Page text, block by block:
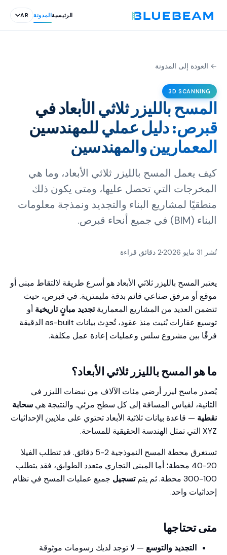
الرئيسيةالمدونة AR
← العودة إلى المدونة
3D SCANNING
المسح بالليزر ثلاثي الأبعاد في
قبرص: دليل عملي للمهندسين
المعماريين والمهندسين
كيف يعمل المسح بالليزر ثلاثي الأبعاد، وما هي
المخرجات التي تحصل عليها، ومتى يكون ذلك
منطقيًا لمشاريع البناء والتجديد ونمذجة معلومات
البناء (BIM) في جميع أنحاء قبرص.
نُشر 31 مايو 2026 2 دقائق قراءة
يعتبر المسح بالليزر ثلاثي الأبعاد هو أسرع طريقة لالتقاط مبنى أو
موقع أو مرفق صناعي قائم بدقة مليمترية. في قبرص، حيث
تتضمن العديد من المشاريع المعماريةتجديد مبانٍ تاريخية أو
توسيع عقارات بُنيت منذ عقود، تُحدِث بيانات as-built الدقيقة
فرقًا بين مشروع سلس وعمليات إعادة عمل مكلفة.
ما هو المسح بالليزر ثلاثي الأبعاد؟
يُصدر ماسح ليزر أرضي مئات الآلاف من نبضات الليزر في
الثانية، لقياس المسافة إلى كل سطح مرئي. والنتيجة هي سحابة
نقطية — قاعدة بيانات ثلاثية الأبعاد تحتوي على ملايين الإحداثيات
XYZ التي تمثل الهندسة الحقيقية للمساحة.
تستغرق محطة المسح النموذجية 2-5 دقائق. قد تتطلب الفيلا
20-40 محطة؛ أما المبنى التجاري متعدد الطوابق، فقد يتطلب
100-300 محطة. ثم يتم
تسجيل جميع عمليات المسح في نظام
إحداثيات واحد.
متى تحتاجها
التجديد والتوسع — لا توجد لديك رسومات موثوقة